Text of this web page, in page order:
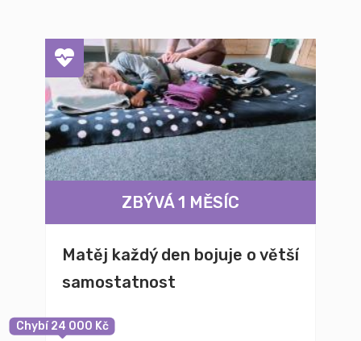
ZBÝVÁ 1 MĚSÍC
Matěj každý den bojuje o větší
samostatnost
Chybí 24 000 Kč